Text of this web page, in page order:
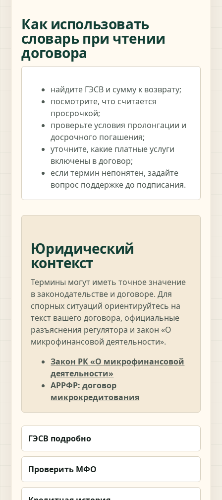
Как использовать
словарь при чтении
договора
найдите ГЭСВ и сумму к возврату;
посмотрите, что считается
просрочкой;
проверьте условия пролонгации и
досрочного погашения;
уточните, какие платные услуги
включены в договор;
если термин непонятен, задайте
вопрос поддержке до подписания.
Юридический
контекст
Термины могут иметь точное значение
в законодательстве и договоре. Для
спорных ситуаций ориентируйтесь на
текст вашего договора, официальные
разъяснения регулятора и закон «О
микрофинансовой деятельности».
Закон РК «О микрофинансовой
деятельности»
АРРФР: договор
микрокредитования
ГЭСВ подробно
Проверить МФО